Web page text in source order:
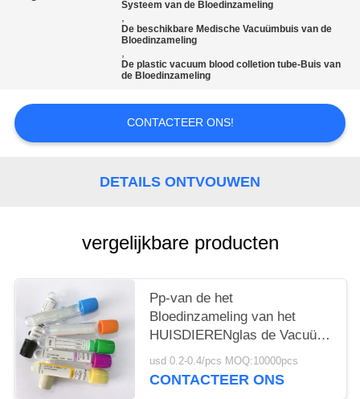
Systeem van de Bloedinzameling
,
De beschikbare Medische Vacuümbuis van de
Bloedinzameling
,
De plastic vacuum blood colletion tube-Buis van
de Bloedinzameling
CONTACTEER ONS!
DETAILS ONTVOUWEN
vergelijkbare producten
Pp-van de het
Bloedinzameling van het
HUISDIERENglas de Vacuüm
van het het Systeemserum
Separator 1-6ml
usd 0.2-0.4/pcs MOQ:10000pcs
CONTACTEER ONS